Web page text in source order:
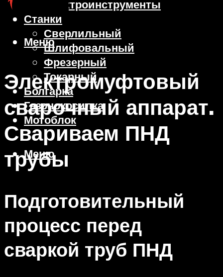
Электроинструменты
Станки
Сверлильный
Шлифовальный
Фрезерный
Токарный
Болгарка
Газонокосилка
Мотоблок
Меню
Меню
Электромуфтовый
сварочный аппарат.
Свариваем ПНД
трубы
Подготовительный
процесс перед
сваркой труб ПНД